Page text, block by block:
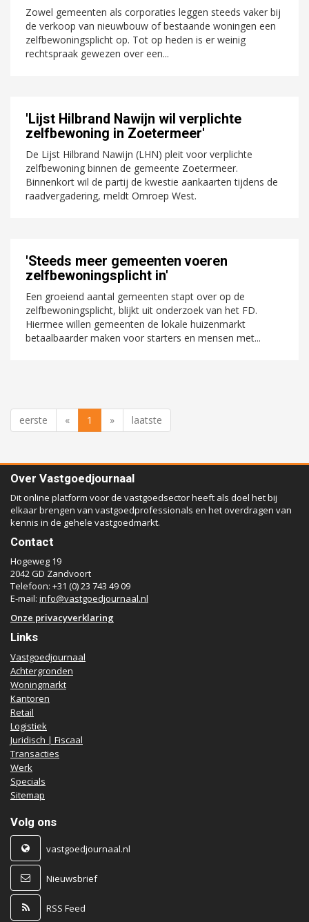
Zowel gemeenten als corporaties leggen steeds vaker bij
de verkoop van nieuwbouw of bestaande woningen een
zelfbewoningsplicht op. Tot op heden is er weinig
rechtspraak gewezen over een...
'Lijst Hilbrand Nawijn wil verplichte
zelfbewoning in Zoetermeer'
De Lijst Hilbrand Nawijn (LHN) pleit voor verplichte
zelfbewoning binnen de gemeente Zoetermeer.
Binnenkort wil de partij de kwestie aankaarten tijdens de
raadvergadering, meldt Omroep West.
'Steeds meer gemeenten voeren
zelfbewoningsplicht in'
Een groeiend aantal gemeenten stapt over op de
zelfbewoningsplicht, blijkt uit onderzoek van het FD.
Hiermee willen gemeenten de lokale huizenmarkt
betaalbaarder maken voor starters en mensen met...
eerste « 1 » laatste
Over Vastgoedjournaal
Dit online platform voor de vastgoedsector heeft als doel het bij
elkaar brengen van vastgoedprofessionals en het overdragen van
kennis in de gehele vastgoedmarkt.
Contact
Hogeweg 19
2042 GD Zandvoort
Telefoon: +31 (0) 23 743 49 09
E-mail: info@vastgoedjournaal.nl
Onze privacyverklaring
Links
Vastgoedjournaal
Achtergronden
Woningmarkt
Kantoren
Retail
Logistiek
Juridisch | Fiscaal
Transacties
Werk
Specials
Sitemap
Volg ons
vastgoedjournaal.nl
Nieuwsbrief
RSS Feed